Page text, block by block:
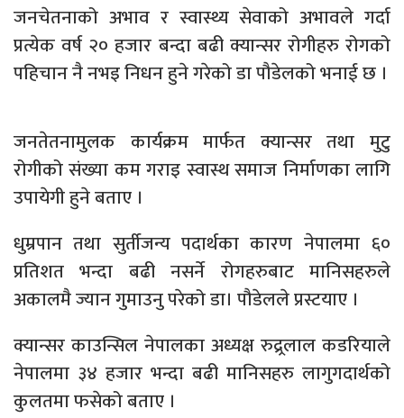
जनचेतनाको अभाव र स्वास्थ्य सेवाको अभावले गर्दा
प्रत्येक वर्ष २० हजार बन्दा बढी क्यान्सर रोगीहरु रोगको
पहिचान नै नभइ निधन हुने गरेको डा पौडेलको भनाई छ ।
जनतेतनामुलक कार्यक्रम मार्फत क्यान्सर तथा मुटु
रोगीको संख्या कम गराइ स्वास्थ समाज निर्माणका लागि
उपायेगी हुने बताए ।
धुम्रपान तथा सुर्तीजन्य पदार्थका कारण नेपालमा ६०
प्रतिशत भन्दा बढी नसर्ने रोगहरुबाट मानिसहरुले
अकालमै ज्यान गुमाउनु परेको डा। पौडेलले प्रस्टयाए ।
क्यान्सर काउन्सिल नेपालका अध्यक्ष रुद्र्रलाल कडरियाले
नेपालमा ३४ हजार भन्दा बढी मानिसहरु लागुगदार्थको
कुलतमा फसेको बताए ।